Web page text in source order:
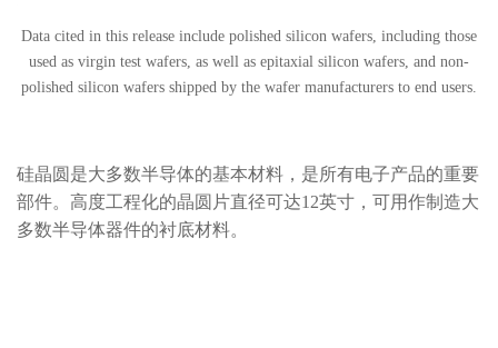
Data cited in this release include polished silicon wafers, including those
used as virgin test wafers, as well as epitaxial silicon wafers, and non-
polished silicon wafers shipped by the wafer manufacturers to end users.
硅晶圆是大多数半导体的基本材料，是所有电子产品的重要
部件。高度工程化的晶圆片直径可达12英寸，可用作制造大
多数半导体器件的衬底材料。